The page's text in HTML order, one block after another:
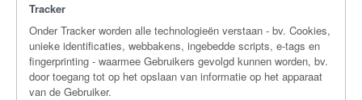
Tracker
Onder Tracker worden alle technologieën verstaan - bv. Cookies,
unieke identificaties, webbakens, ingebedde scripts, e-tags en
fingerprinting - waarmee Gebruikers gevolgd kunnen worden, bv.
door toegang tot op het opslaan van informatie op het apparaat
van de Gebruiker.